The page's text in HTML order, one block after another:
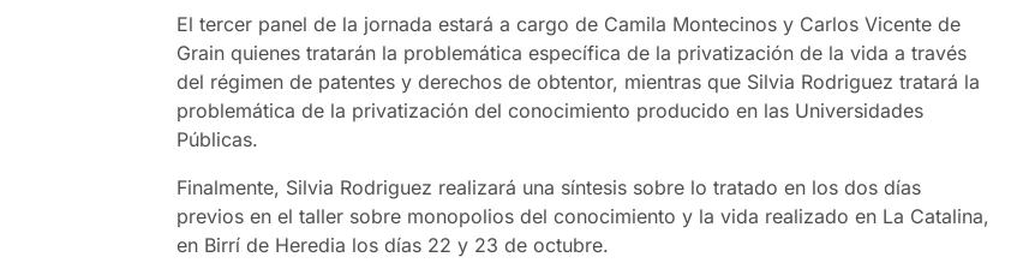
El tercer panel de la jornada estará a cargo de Camila Montecinos y Carlos Vicente de
Grain quienes tratarán la problemática específica de la privatización de la vida a través
del régimen de patentes y derechos de obtentor, mientras que Silvia Rodriguez tratará la
problemática de la privatización del conocimiento producido en las Universidades
Públicas.
Finalmente, Silvia Rodriguez realizará una síntesis sobre lo tratado en los dos días
previos en el taller sobre monopolios del conocimiento y la vida realizado en La Catalina,
en Birrí de Heredia los días 22 y 23 de octubre.